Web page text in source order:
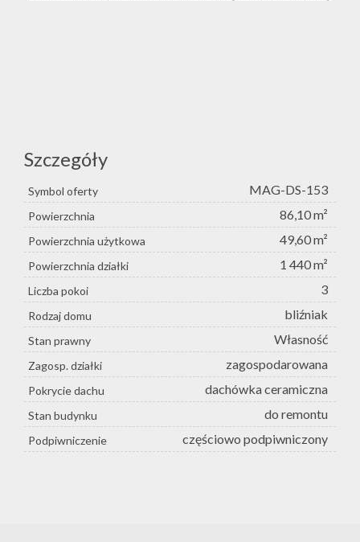
Szczegóły
Symbol oferty MAG-DS-153
Powierzchnia 86,10 m²
Powierzchnia użytkowa 49,60 m²
Powierzchnia działki 1 440 m²
Liczba pokoi 3
Rodzaj domu bliźniak
Stan prawny Własność
Zagosp. działki zagospodarowana
Pokrycie dachu dachówka ceramiczna
Stan budynku do remontu
Podpiwniczenie częściowo podpiwniczony